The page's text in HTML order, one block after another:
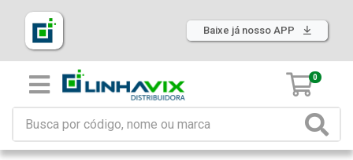
Baixe já nosso APP
0